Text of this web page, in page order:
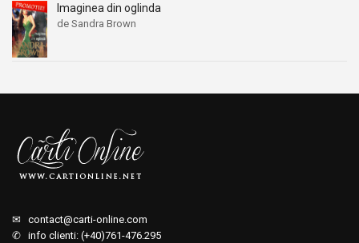
Imaginea din oglinda
de Sandra Brown
✉ contact@carti-online.com
✆ info clienti: (+40)761-476.295